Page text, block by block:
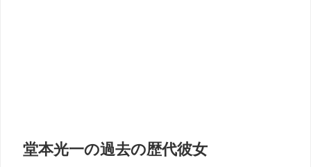
堂本光一の過去の歴代彼女